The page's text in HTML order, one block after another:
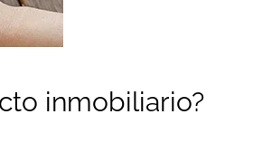
inmobiliario?